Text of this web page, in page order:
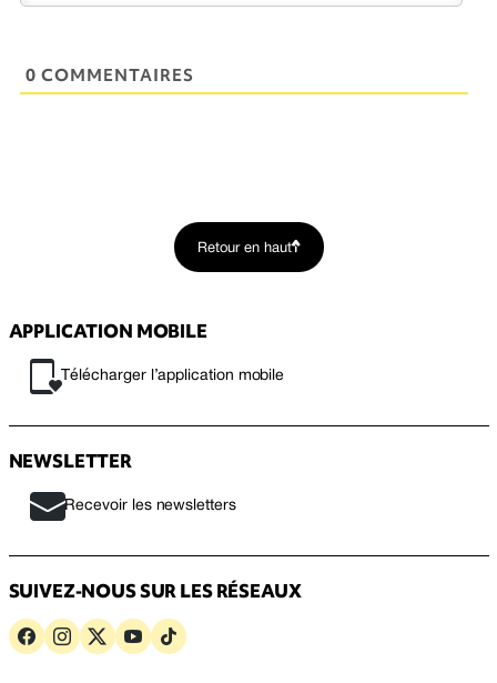
0 COMMENTAIRES
Retour en haut
APPLICATION MOBILE
Télécharger l’application mobile
NEWSLETTER
Recevoir les newsletters
SUIVEZ-NOUS SUR LES RÉSEAUX